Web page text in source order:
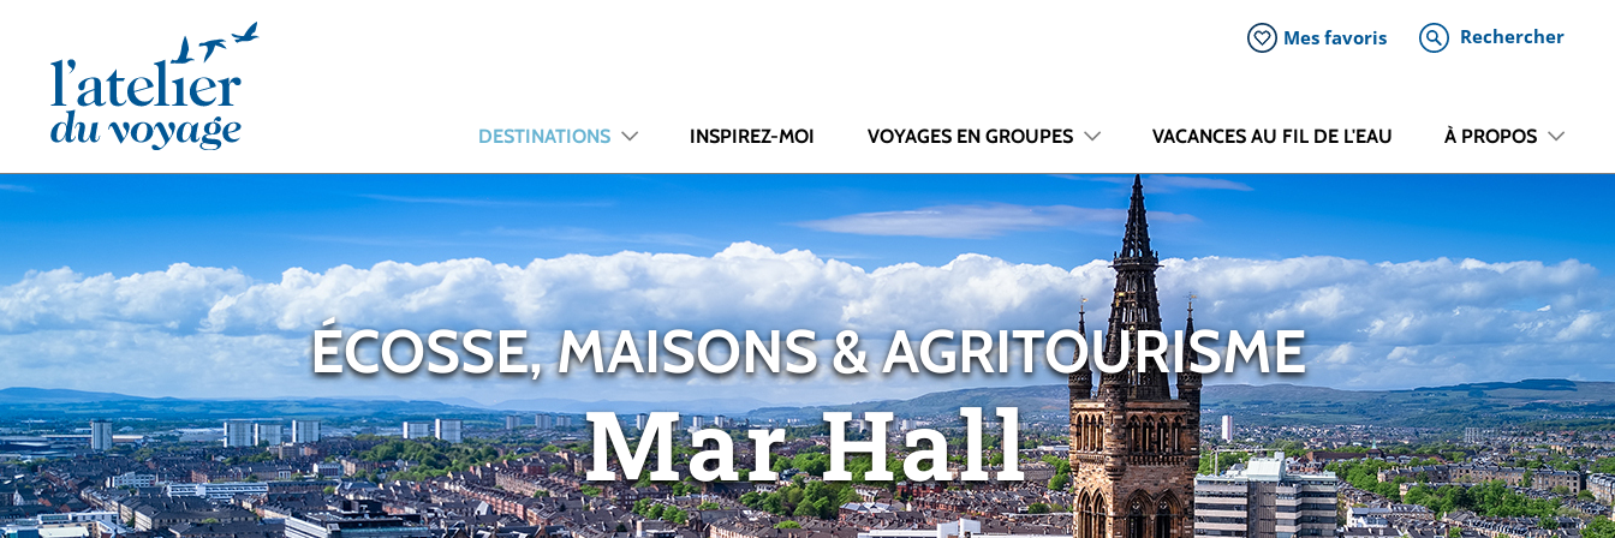
Mes favoris Rechercher
DESTINATIONS INSPIREZ-MOI VOYAGES EN GROUPES VACANCES AU FIL DE L'EAU À PROPOS
ÉCOSSE, MAISONS & AGRITOURISME
Mar Hall
Panneau de gestion des cookies